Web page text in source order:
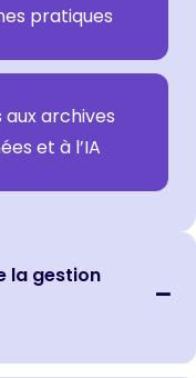
pratiques
archives
et à l’IA
la gestion